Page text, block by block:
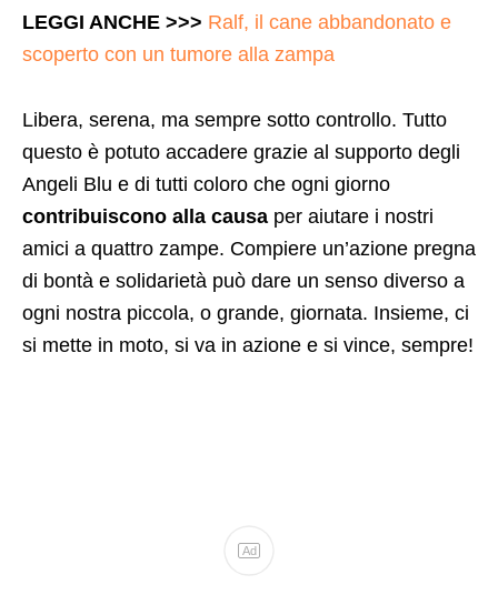
LEGGI ANCHE >>> Ralf, il cane abbandonato e
scoperto con un tumore alla zampa
Libera, serena, ma sempre sotto controllo. Tutto
questo è potuto accadere grazie al supporto degli
Angeli Blu e di tutti coloro che ogni giorno
contribuiscono alla causa per aiutare i nostri
amici a quattro zampe. Compiere un’azione pregna
di bontà e solidarietà può dare un senso diverso a
ogni nostra piccola, o grande, giornata. Insieme, ci
si mette in moto, si va in azione e si vince, sempre!
Ad